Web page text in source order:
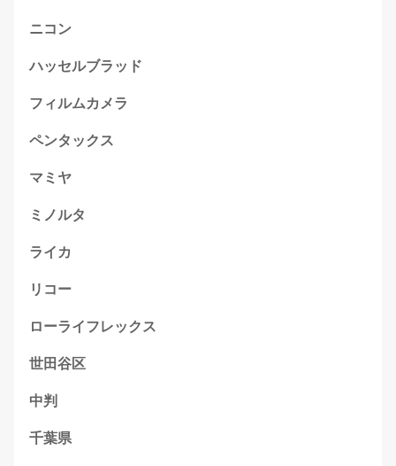
ニコン
ハッセルブラッド
フィルムカメラ
ペンタックス
マミヤ
ミノルタ
ライカ
リコー
ローライフレックス
世田谷区
中判
千葉県